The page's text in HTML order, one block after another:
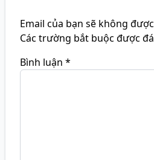
Email của bạn sẽ không
Các trường bắt buộc được
Bình luận *